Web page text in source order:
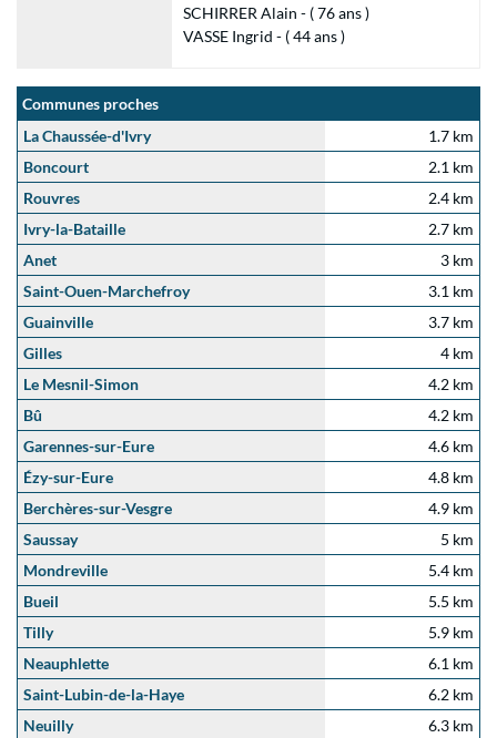
SCHIRRER Alain - ( 76 ans )
VASSE Ingrid - ( 44 ans )
Communes proches
La Chaussée-d'Ivry
1.7 km
Boncourt
2.1 km
Rouvres
2.4 km
Ivry-la-Bataille
2.7 km
Anet
3 km
Saint-Ouen-Marchefroy
3.1 km
Guainville
3.7 km
Gilles
4 km
Le Mesnil-Simon
4.2 km
Bû
4.2 km
Garennes-sur-Eure
4.6 km
Ézy-sur-Eure
4.8 km
Berchères-sur-Vesgre
4.9 km
Saussay
5 km
Mondreville
5.4 km
Bueil
5.5 km
Tilly
5.9 km
Neauphlette
6.1 km
Saint-Lubin-de-la-Haye
6.2 km
Neuilly
6.3 km